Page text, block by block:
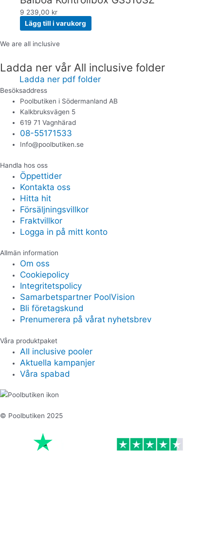
9 239,00 kr
Lägg till i varukorg
We are all inclusive
Ladda ner vår All inclusive folder
Ladda ner pdf folder
Besöksaddress
Poolbutiken i Södermanland AB
Kalkbruksvägen 5
619 71 Vagnhärad
08-55171533
Info@poolbutiken.se
Handla hos oss
Öppettider
Kontakta oss
Hitta hit
Försäljningsvillkor
Fraktvillkor
Logga in på mitt konto
Allmän information
Om oss
Cookiepolicy
Integritetspolicy
Samarbetspartner PoolVision
Bli företagskund
Prenumerera på vårat nyhetsbrev
Våra produktpaket
All inclusive pooler
Aktuella kampanjer
Våra spabad
© Poolbutiken 2025